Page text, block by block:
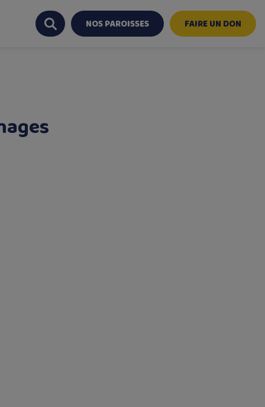
NOS PAROISSES FAIRE UN DON